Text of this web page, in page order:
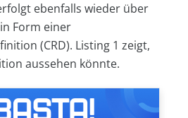
ebenfalls wieder über
Form einer
(CRD). Listing 1 zeigt,
aussehen könnte.